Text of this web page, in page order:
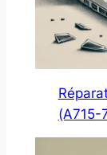
(A715-